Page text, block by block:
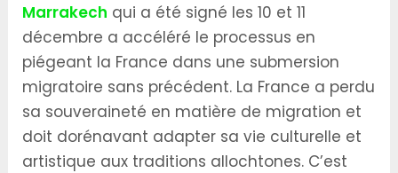
Marrakech qui a été signé les 10 et 11
décembre a accéléré le processus en
piégeant la France dans une submersion
migratoire sans précédent. La France a perdu
sa souveraineté en matière de migration et
doit dorénavant adapter sa vie culturelle et
artistique aux traditions allochtones. C’est